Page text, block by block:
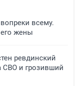
всему.
его жены
ревдинский
СВО и грозивший